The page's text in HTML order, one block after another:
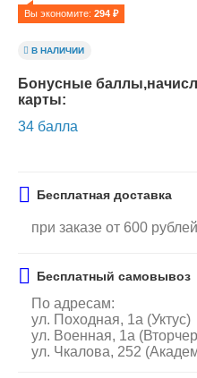
Вы экономите: 294 ₽
В НАЛИЧИИ
Бонусные
карты:
34 балла
Бесплатная доставка
при заказе от 600
Бесплатный самовывоз
По адресам:
ул. Походная, 1а (Уктус)
ул. Военная, 1а
ул. Чкалова, 252